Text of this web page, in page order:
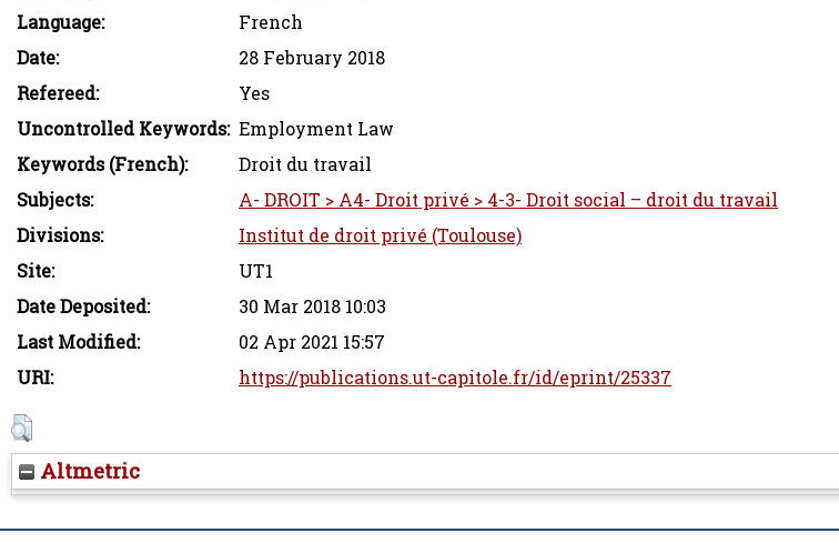
Language:
French
Date:
28 February 2018
Refereed:
Yes
Uncontrolled Keywords: Employment Law
Keywords (French):
Droit du travail
Subjects:
A- DROIT > A4- Droit privé > 4-3- Droit social – droit du travail
Divisions:
Institut de droit privé (Toulouse)
Site:
UT1
Date Deposited:
30 Mar 2018 10:03
Last Modified:
02 Apr 2021 15:57
URI:
https://publications.ut-capitole.fr/id/eprint/25337
Altmetric